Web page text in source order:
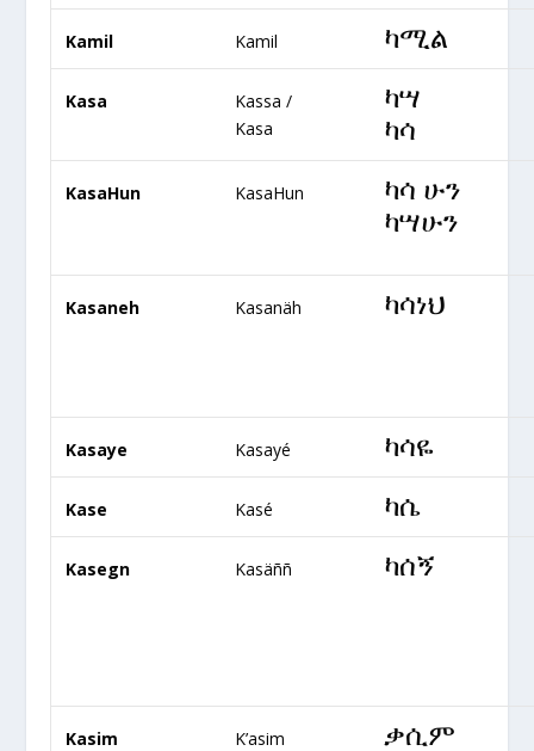
Kamil Kamil ካሚል
Kasa
Kassa /
Kasa
ካሣ
ካሳ
KasaHun KasaHun
ካሳ ሁን
ካሣሁን
Kasaneh Kasanäh ካሳነህ
Kasaye Kasayé ካሳዬ
Kase Kasé ካሴ
Kasegn Kasäññ ካሰኝ
Kasim K’asim ቃሲም